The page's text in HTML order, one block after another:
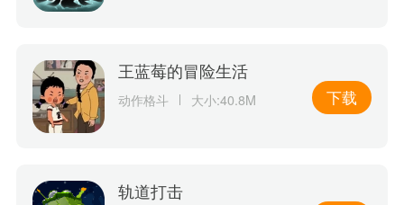
王蓝莓的冒险生活
动作格斗 大小:40.8M 下载
轨道打击